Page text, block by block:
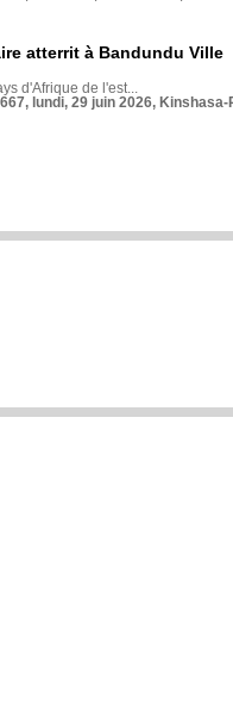
atterrit à Bandundu Ville
d'Afrique de l'est...
lundi, 29 juin 2026,